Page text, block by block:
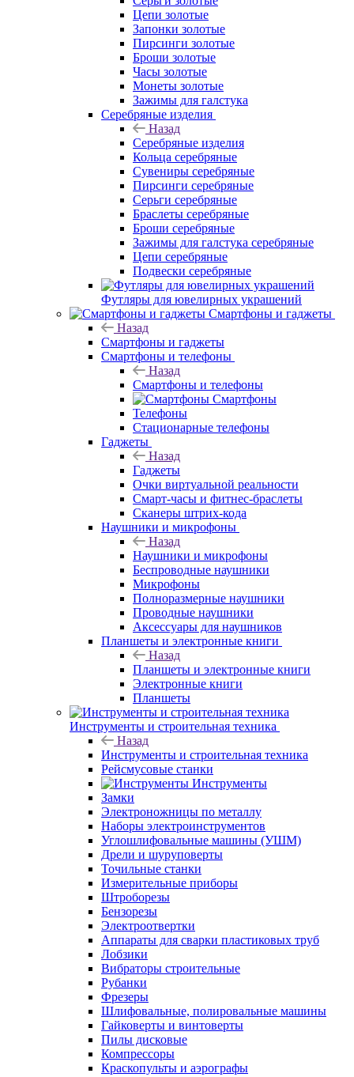
Цепи золотые
Запонки золотые
Пирсинги золотые
Броши золотые
Часы золотые
Монеты золотые
Зажимы для галстука
Серебряные изделия
Назад
Серебряные изделия
Кольца серебряные
Сувениры серебряные
Пирсинги серебряные
Серьги серебряные
Браслеты серебряные
Броши серебряные
Зажимы для галстука серебряные
Цепи серебряные
Подвески серебряные
Футляры для ювелирных украшений
Смартфоны и гаджеты
Назад
Смартфоны и гаджеты
Смартфоны и телефоны
Назад
Смартфоны и телефоны
Смартфоны
Телефоны
Стационарные телефоны
Гаджеты
Назад
Гаджеты
Очки виртуальной реальности
Смарт-часы и фитнес-браслеты
Сканеры штрих-кода
Наушники и микрофоны
Назад
Наушники и микрофоны
Беспроводные наушники
Микрофоны
Полноразмерные наушники
Проводные наушники
Аксессуары для наушников
Планшеты и электронные книги
Назад
Планшеты и электронные книги
Электронные книги
Планшеты
Инструменты и строительная техника
Назад
Инструменты и строительная техника
Рейсмусовые станки
Инструменты
Замки
Электроножницы по металлу
Наборы электроинструментов
Углошлифовальные машины (УШМ)
Дрели и шуруповерты
Точильные станки
Измерительные приборы
Штроборезы
Бензорезы
Электроотвертки
Аппараты для сварки пластиковых труб
Лобзики
Вибраторы строительные
Рубанки
Фрезеры
Шлифовальные, полировальные машины
Гайковерты и винтоверты
Пилы дисковые
Компрессоры
Краскопульты и аэрографы